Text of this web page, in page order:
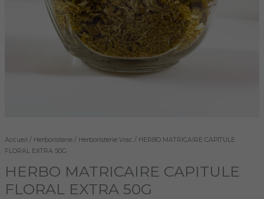
Accueil / Herboristerie/ Herboristerie Vrac / HERBO MATRICAIRE CAPITULE
FLORAL EXTRA 50G
HERBO MATRICAIRE CAPITULE
FLORAL EXTRA 50G